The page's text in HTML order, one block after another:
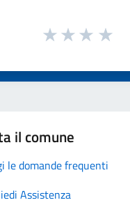
il comune
le domande frequenti
Assistenza